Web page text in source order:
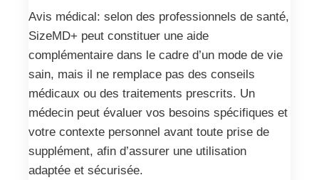
Avis médical: selon des professionnels de santé,
SizeMD+ peut constituer une aide
complémentaire dans le cadre d’un mode de vie
sain, mais il ne remplace pas des conseils
médicaux ou des traitements prescrits. Un
médecin peut évaluer vos besoins spécifiques et
votre contexte personnel avant toute prise de
supplément, afin d’assurer une utilisation
adaptée et sécurisée.